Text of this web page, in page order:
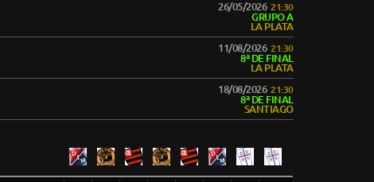
26/05/2026 21:30
GRUPO A
LA PLATA
11/08/2026 21:30
8ª DE FINAL
LA PLATA
18/08/2026 21:30
8ª DE FINAL
SANTIAGO